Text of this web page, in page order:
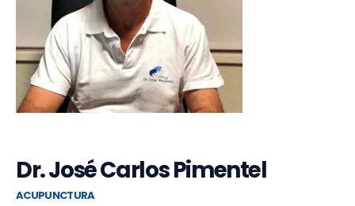
Dr. José Carlos Pimentel
ACUPUNCTURA